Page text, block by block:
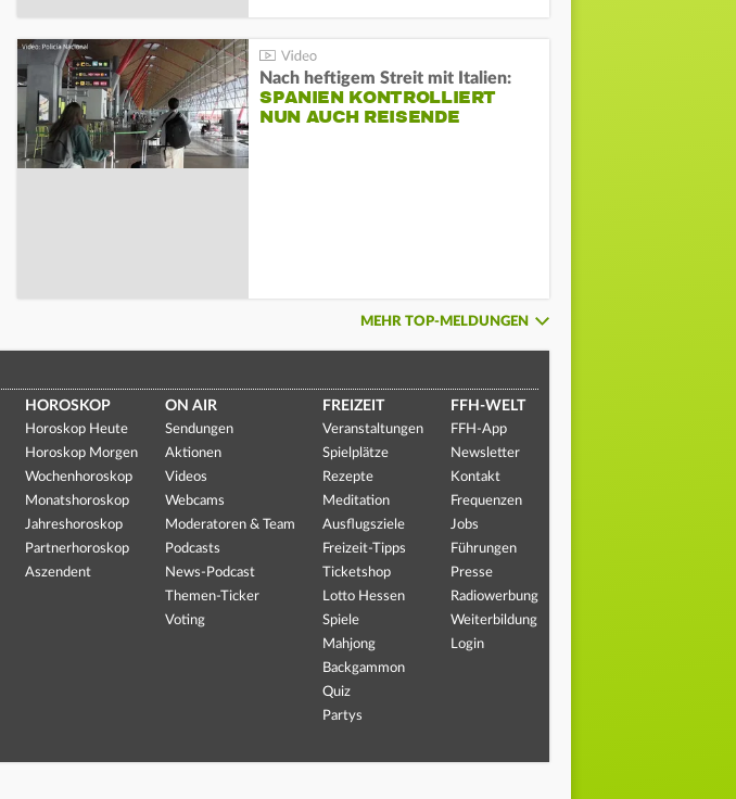
Nach heftigem Streit mit Italien:
SPANIEN KONTROLLIERT
NUN AUCH REISENDE
MEHR TOP-MELDUNGEN
HOROSKOP
Horoskop Heute
Horoskop Morgen
Wochenhoroskop
Monatshoroskop
Jahreshoroskop
Partnerhoroskop
Aszendent
ON AIR
Sendungen
Aktionen
Videos
Webcams
Moderatoren & Team
Podcasts
News-Podcast
Themen-Ticker
Voting
FREIZEIT
Veranstaltungen
Spielplätze
Rezepte
Meditation
Ausflugsziele
Freizeit-Tipps
Ticketshop
Lotto Hessen
Spiele
Mahjong
Backgammon
Quiz
Partys
FFH-WELT
FFH-App
Newsletter
Kontakt
Frequenzen
Jobs
Führungen
Presse
Radiowerbung
Weiterbildung
Login